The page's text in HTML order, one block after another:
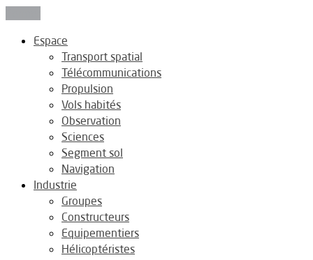
Espace
Transport spatial
Télécommunications
Propulsion
Vols habités
Observation
Sciences
Segment sol
Navigation
Industrie
Groupes
Constructeurs
Equipementiers
Hélicoptéristes